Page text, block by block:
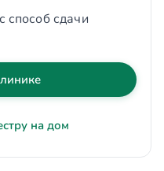
способ сдачи
на дом